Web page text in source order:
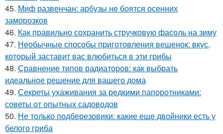
45. Миф развенчан: арбузы не боятся осенних
заморозков
46. Как правильно сохранить стручковую фасоль на зиму
47. Необычные способы приготовления вешенок: вкус,
который заставит вас влюбиться в эти грибы
48. Сравнение типов радиаторов: как выбрать
идеальное решение для вашего дома
49. Секреты ухаживания за редкими папоротниками:
советы от опытных садоводов
50. Не только подберезовики: какие еще двойники есть у
белого гриба